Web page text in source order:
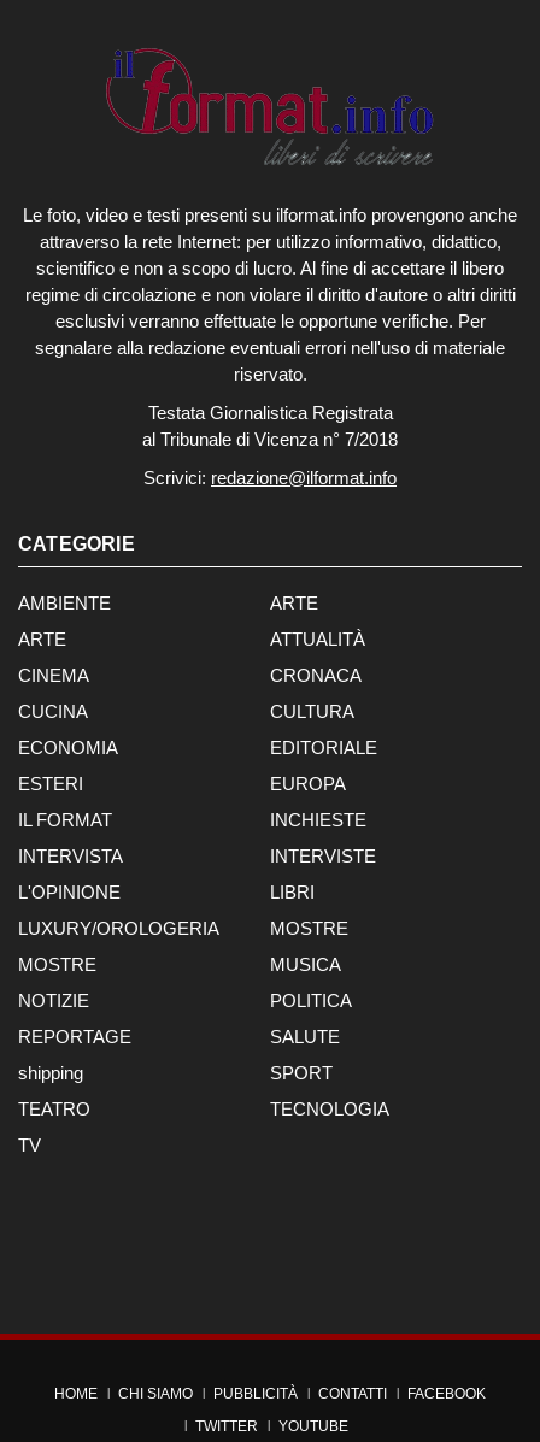
Le foto, video e testi presenti su ilformat.info provengono anche
attraverso la rete Internet: per utilizzo informativo, didattico,
scientifico e non a scopo di lucro. Al fine di accettare il libero
regime di circolazione e non violare il diritto d'autore o altri diritti
esclusivi verranno effettuate le opportune verifiche. Per
segnalare alla redazione eventuali errori nell'uso di materiale
riservato.
Testata Giornalistica Registrata
al Tribunale di Vicenza n° 7/2018
Scrivici: redazione@ilformat.info
CATEGORIE
AMBIENTE
ARTE
ARTE
ATTUALITÀ
CINEMA
CRONACA
CUCINA
CULTURA
ECONOMIA
EDITORIALE
ESTERI
EUROPA
IL FORMAT
INCHIESTE
INTERVISTA
INTERVISTE
L'OPINIONE
LIBRI
LUXURY/OROLOGERIA
MOSTRE
MOSTRE
MUSICA
NOTIZIE
POLITICA
REPORTAGE
SALUTE
shipping
SPORT
TEATRO
TECNOLOGIA
TV
HOME CHI SIAMO PUBBLICITÀ CONTATTI
FACEBOOK
TWITTER
YOUTUBE